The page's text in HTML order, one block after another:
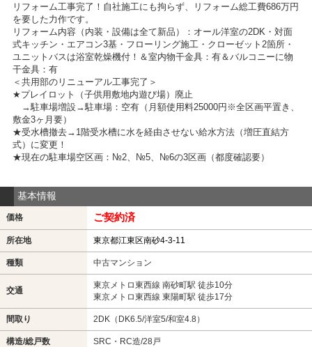
リフォーム工事完了！自社施工にも拘らず、リフォーム総工費686万円
を要した力作です。
リフォーム内容（内装・設備は全て新品）：オール洋室の2DK・対面
式キッチン・エアコン3基・フローリング施工・クローゼット2箇所・
ユニットバスは浴室乾燥機付！＆室内物干金具：有＆バルコニーに物
干金具：有
＜共用部のリニューアル工事完了＞
★プレイロット（子供用敷地内遊び場）廃止
→駐車場増設→駐車場：空有（月額使用料25000円※全区画平置き、
敷金3ヶ月要）
★受水槽撤去→1階受水槽に水を経由させない給水方法（増圧直結方
式）に変更！
★現在の駐車場空区画：№2、№5、№6の3区画（都度確認要）
基本情報
価格 ご契約済
所在地 東京都江東区南砂4-3-11
種類 中古マンション
交通
東京メトロ東西線 南砂町駅 徒歩10分
東京メトロ東西線 東陽町駅 徒歩17分
間取り 2DK（DK6.5/洋室5/和室4.8）
構造/総戸数 SRC・RC造/28戸